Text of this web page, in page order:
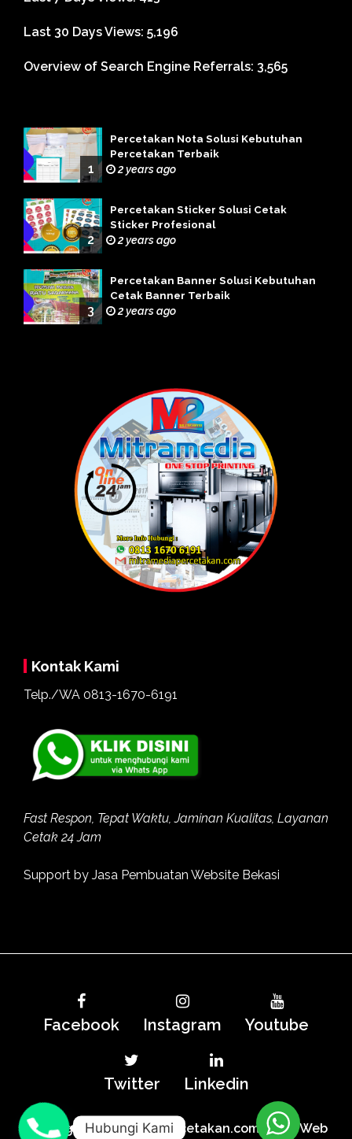
Last 30 Days Views: 5,196
Overview of Search Engine Referrals: 3,565
1
Percetakan Nota Solusi Kebutuhan
Percetakan Terbaik
2 years ago
2
Percetakan Sticker Solusi Cetak
Sticker Profesional
2 years ago
3
Percetakan Banner Solusi Kebutuhan
Cetak Banner Terbaik
2 years ago
Kontak Kami
Telp./WA 0813-1670-6191
Fast Respon, Tepat Waktu, Jaminan Kualitas, Layanan
Cetak 24 Jam
Support by Jasa Pembuatan Website Bekasi
Facebook Instagram Youtube
Twitter Linkedin
Copyright MitraMediaPercetakan.com |Jasa Web
Hubungi Kami